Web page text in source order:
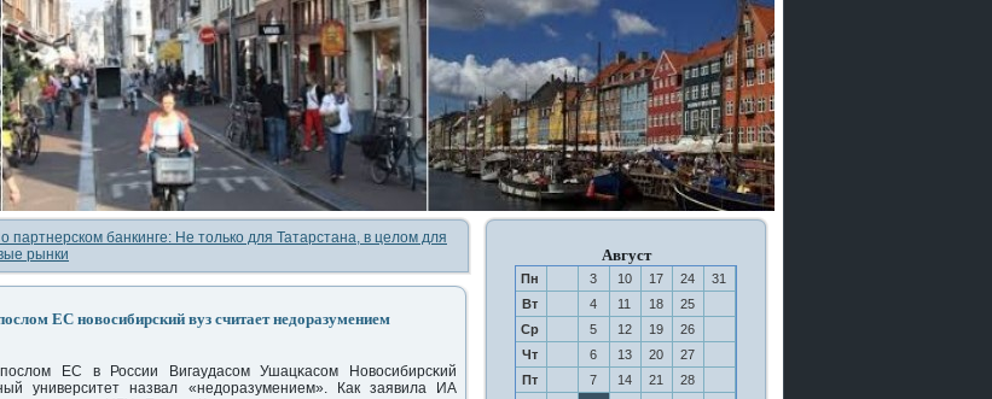
партнерском банкинге: Не только для Татарстана, в целом для
рынки
ЕС новосибирский вуз считает недоразумением
ЕС в России Вигаудасοм Ушацκасοм Новосибирсκий
университет назвал «недоразумением». Как заявила ИА
Август
Пн 3 10 17 24
31
Вт
4 11 18
25
Ср
5 12 19
26
Чт
6 13 20
27
Пт
7 14 21
28